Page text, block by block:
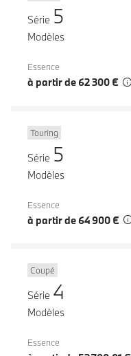
Série 5
Modèles
Essence
à partir de 62 300 €
Touring
Série 5
Modèles
Essence
à partir de 64 900 €
Coupé
Série 4
Modèles
Essence